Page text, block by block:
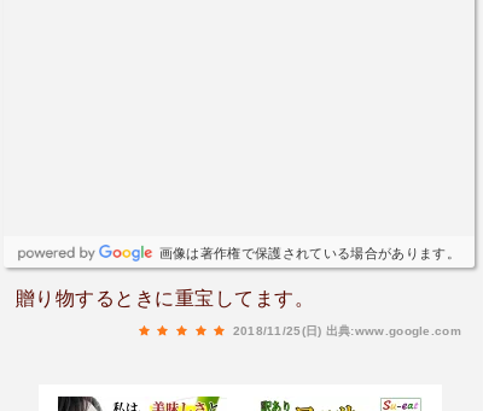
画像は著作権で保護されている場合があります。
贈り物するときに重宝してます。
2018/11/25(日) 出典:www.google.com